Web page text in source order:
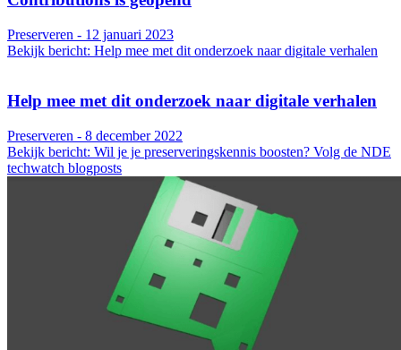
Preserveren - 12 januari 2023
Bekijk bericht: Help mee met dit onderzoek naar digitale verhalen
Help mee met dit onderzoek naar digitale verhalen
Preserveren - 8 december 2022
Bekijk bericht: Wil je je preserveringskennis boosten? Volg de NDE
techwatch blogposts